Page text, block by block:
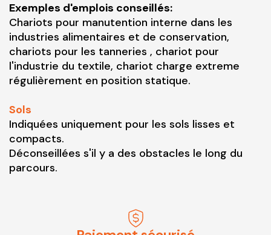
Exemples d'emplois conseillés:
Chariots pour manutention interne dans les
industries alimentaires et de conservation,
chariots pour les tanneries , chariot pour
l'industrie du textile, chariot charge extreme
régulièrement en position statique.
Sols
Indiquées uniquement pour les sols lisses et
compacts.
Déconseillées s'il y a des obstacles le long du
parcours.